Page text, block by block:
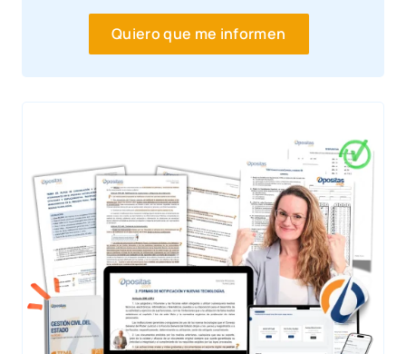
Quiero que me informen